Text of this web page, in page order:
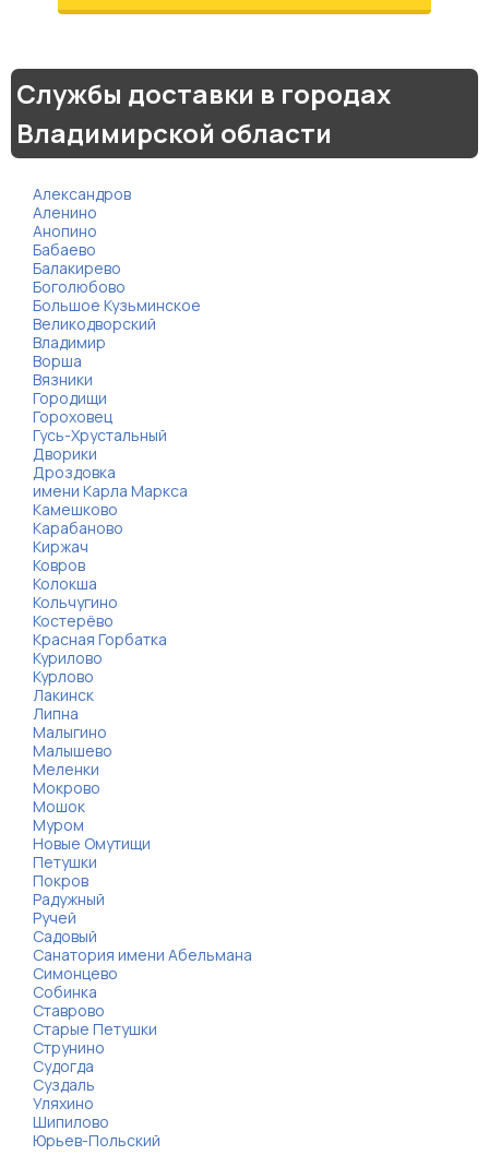
Службы доставки в городах
Владимирской области
Александров
Аленино
Анопино
Бабаево
Балакирево
Боголюбово
Большое Кузьминское
Великодворский
Владимир
Ворша
Вязники
Городищи
Гороховец
Гусь-Хрустальный
Дворики
Дроздовка
имени Карла Маркса
Камешково
Карабаново
Киржач
Ковров
Колокша
Кольчугино
Костерёво
Красная Горбатка
Курилово
Курлово
Лакинск
Липна
Малыгино
Малышево
Меленки
Мокрово
Мошок
Муром
Новые Омутищи
Петушки
Покров
Радужный
Ручей
Садовый
Санатория имени Абельмана
Симонцево
Собинка
Ставрово
Старые Петушки
Струнино
Судогда
Суздаль
Уляхино
Шипилово
Юрьев-Польский